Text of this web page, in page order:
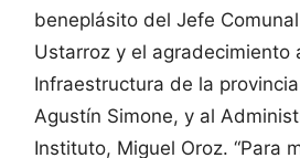
beneplásito del Jefe
Ustarroz y el agradecimiento
Infraestructura de la
Agustín Simone, y al
Instituto, Miguel Oroz. “Para